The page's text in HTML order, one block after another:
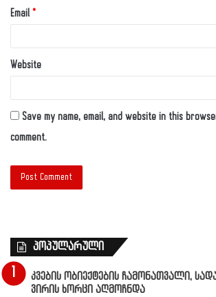
Email *
Website
Save my name, email, and website in this
comment.
პოპულარული
კვების ობიექტების ჩამონათვალი,
ვირის ხორცი აღმოჩნდა